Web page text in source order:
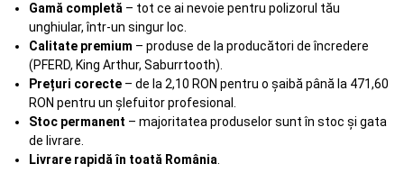
Gamă completă – tot ce ai nevoie pentru polizorul tău
unghiular, într-un singur loc.
Calitate premium – produse de la producători de încredere
(PFERD, King Arthur, Saburrtooth).
Prețuri corecte – de la 2,10 RON pentru o șaibă până la 471,60
RON pentru un șlefuitor profesional.
Stoc permanent – majoritatea produselor sunt în stoc și gata
de livrare.
Livrare rapidă în toată România